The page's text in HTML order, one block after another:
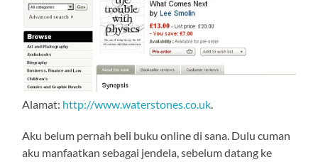
Alamat: http://www.waterstones.co.uk.
Aku belum pernah beli buku online di sana. Dulu cuman
aku manfaatkan sebagai jendela, sebelum datang ke